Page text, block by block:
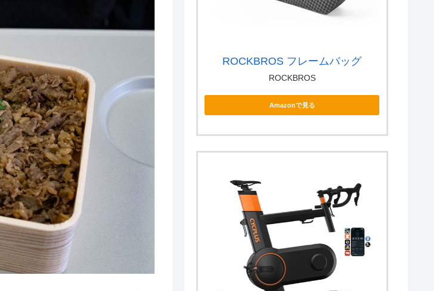
ROCKBROS フレームバッグ
ROCKBROS
Amazonで見る